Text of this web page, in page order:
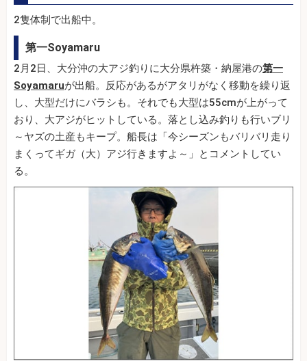
2隻体制で出船中。
第一Soyamaru
2月2日、大分沖の大アジ釣りに大分県杵築・納屋港の第一
Soyamaruが出船。反応があるがアタリがなく移動を繰り返
し、大型だけにバラシも。それでも大型は55cmが上がって
おり、大アジがヒットしている。落とし込み釣りも行いブリ
～ヤズの土産もキープ。船長は「今シーズンもバリバリ走り
まくってギガ（大）アジ行きますよ～」とコメントしてい
る。